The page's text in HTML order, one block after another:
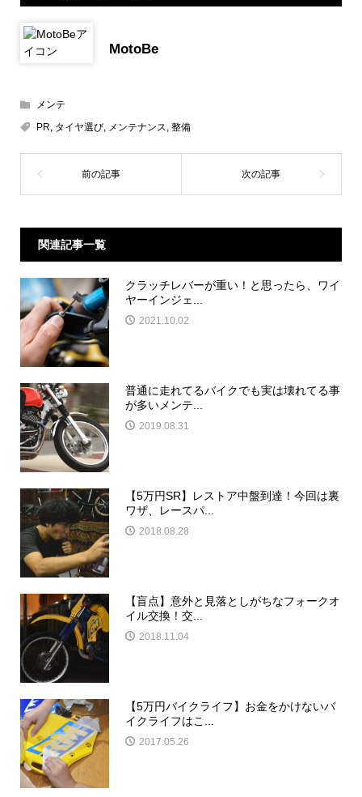
MotoBe
メンテ
PR, タイヤ選び, メンテナンス, 整備
関連記事一覧
クラッチレバーが重い！と思ったら、ワイ
ヤーインジェ...
2021.10.02
普通に走れてるバイクでも実は壊れてる事
が多いメンテ...
2019.08.31
【5万円SR】レストア中盤到達！今回は裏
ワザ、レースパ...
2018.08.28
【盲点】意外と見落としがちなフォークオ
イル交換！交...
2018.11.04
【5万円バイクライフ】お金をかけないバ
イクライフはこ...
2017.05.26